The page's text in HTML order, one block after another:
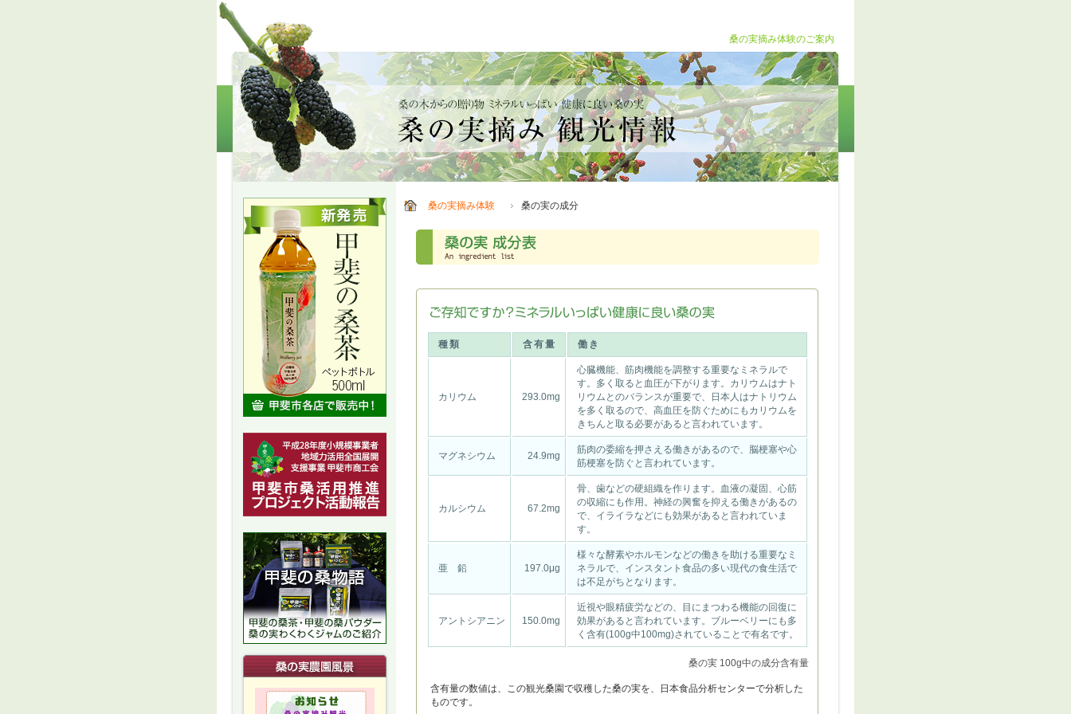
桑の実摘み体験のご案内
桑の実摘み体験 桑の実の成分
桑の実 100g中の成分含有量
種類 含有量 働き
カリウム 293.0mg
心臓機能、筋肉機能を調整する重要なミネラルで
す。多く取ると血圧が下がります。カリウムはナト
リウムとのバランスが重要で、日本人はナトリウム
を多く取るので、高血圧を防ぐためにもカリウムを
きちんと取る必要があると言われています。
マグネシウム 24.9mg
筋肉の委縮を押さえる働きがあるので、脳梗塞や心
筋梗塞を防ぐと言われています。
カルシウム 67.2mg
骨、歯などの硬組織を作ります。血液の凝固、心筋
の収縮にも作用。神経の興奮を抑える働きがあるの
で、イライラなどにも効果があると言われていま
す。
亜 鉛 197.0μg
様々な酵素やホルモンなどの働きを助ける重要なミ
ネラルで、インスタント食品の多い現代の食生活で
は不足がちとなります。
アントシアニン 150.0mg
近視や眼精疲労などの、目にまつわる機能の回復に
効果があると言われています。ブルーベリーにも多
く含有(100g中100mg)されていることで有名です。
含有量の数値は、この観光桑園で収穫した桑の実を、日本食品分析センターで分析した
ものです。